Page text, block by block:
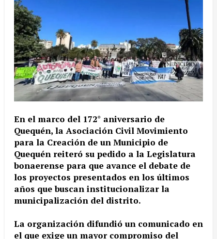
En el marco del 172° aniversario de
Quequén, la Asociación Civil Movimiento
para la Creación de un Municipio de
Quequén reiteró su pedido a la Legislatura
bonaerense para que avance el debate de
los proyectos presentados en los últimos
años que buscan institucionalizar la
municipalización del distrito.
La organización difundió un comunicado en
el que exige un mayor compromiso del